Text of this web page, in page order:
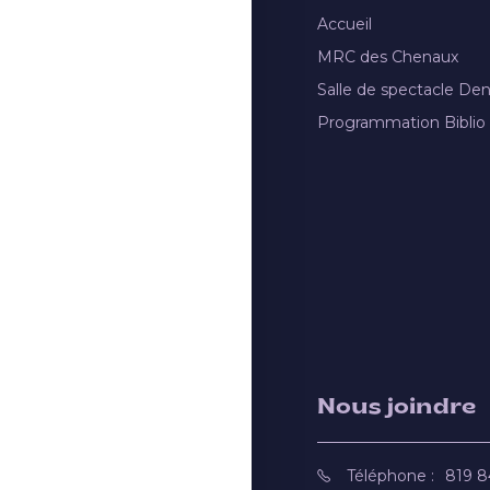
Accueil
MRC des Chenaux
Salle de spectacle
Programmation Biblio
Nous joindre
Téléphone : 819